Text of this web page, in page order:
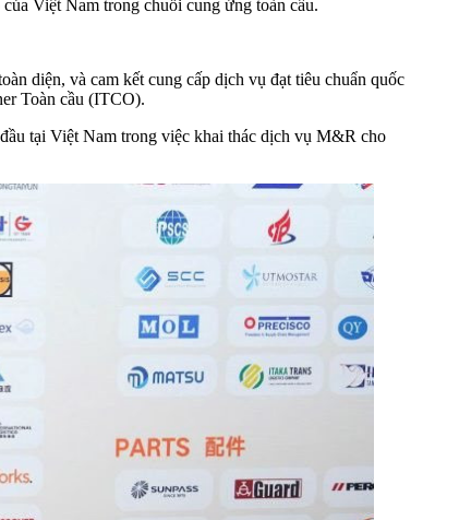
Việt Nam trong chuỗi cung ứng toàn cầu.
diện, và cam kết cung cấp dịch vụ đạt tiêu chuẩn quốc
Toàn cầu (ITCO).
tại Việt Nam trong việc khai thác dịch vụ M&R cho